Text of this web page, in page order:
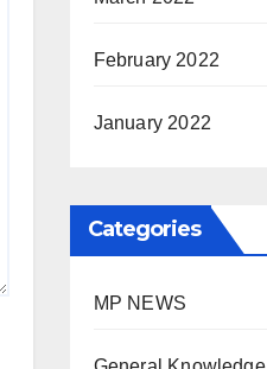
February 2022
January 2022
Categories
MP NEWS